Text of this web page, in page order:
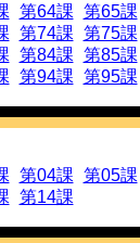
第64課 第65課
第74課 第75課
第84課 第85課
第94課 第95課
第04課 第05課
第14課